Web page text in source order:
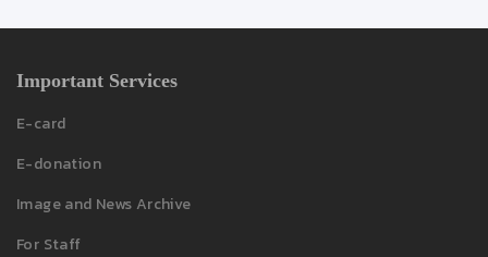
Important Services
E-card
E-donation
Image and News Archive
For Staff